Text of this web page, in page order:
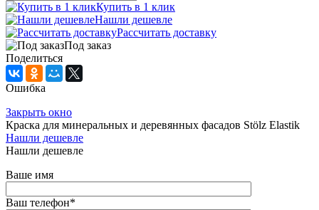
Купить в 1 клик
Нашли дешевле
Рассчитать доставку
Под заказ
Поделиться
Ошибка
Закрыть окно
Краска для минеральных и деревянных фасадов Stölz Elastik
Нашли дешевле
Нашли дешевле
Ваше имя
Ваш телефон*